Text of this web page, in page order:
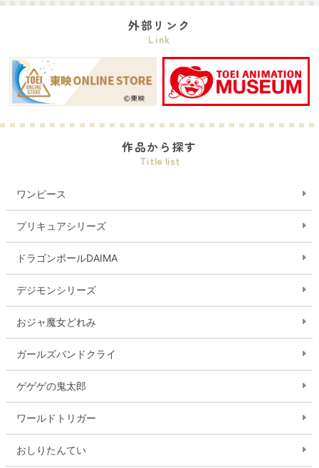
外部リンク
Link
作品から探す
Title list
ワンピース
プリキュアシリーズ
ドラゴンボールDAIMA
デジモンシリーズ
おジャ魔女どれみ
ガールズバンドクライ
ゲゲゲの鬼太郎
ワールドトリガー
おしりたんてい